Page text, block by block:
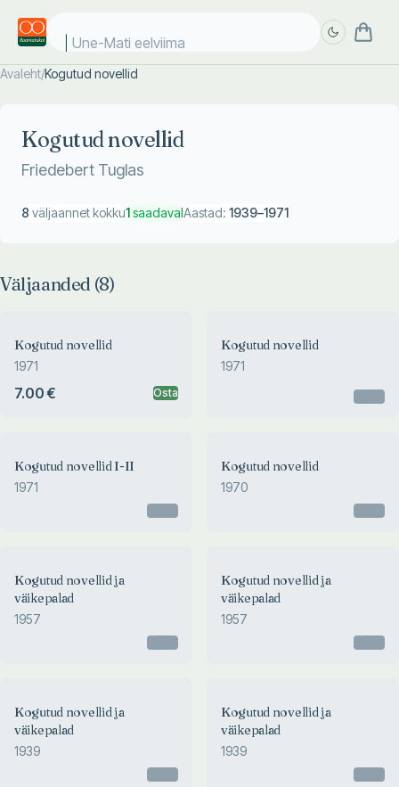
Une-Mati eelviimas
Avaleht/Kogutud novellid
Kogutud novellid
Friedebert Tuglas
8 väljaannet kokku1saadavalAastad: 1939–1971
Väljaanded (8)
Kogutud novellid
1971
7.00 € Osta
Kogutud novellid
1971
Kogutud novellid I-II
1971
Kogutud novellid
1970
Kogutud novellid ja
väikepalad
1957
Kogutud novellid ja
väikepalad
1957
Kogutud novellid ja
väikepalad
1939
Kogutud novellid ja
väikepalad
1939